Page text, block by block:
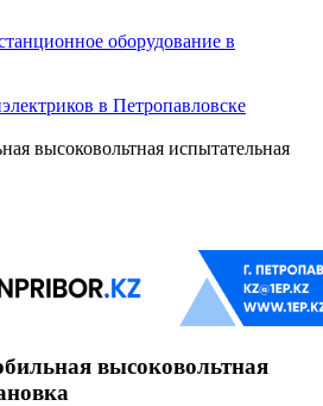
оборудование в
в Петропавловске
высоковольтная испытательная
высоковольтная